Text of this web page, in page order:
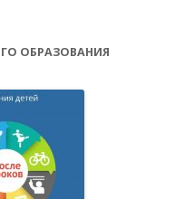
ОБРАЗОВАНИЯ